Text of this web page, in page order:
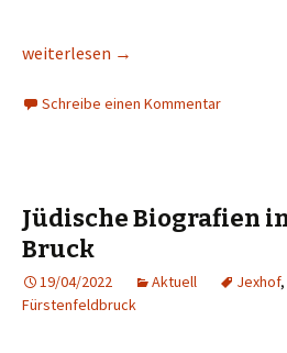
Ü80 – sieben Künstlerleben
weiterlesen →
Schreibe einen Kommentar
Jüdische Biografien
Bruck
19/04/2022 Aktuell Jexhof,
Fürstenfeldbruck